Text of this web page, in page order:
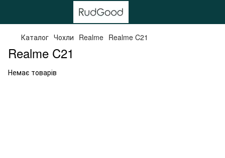
Каталог Чохли Realme Realme C21
Realme C21
Немає товарів